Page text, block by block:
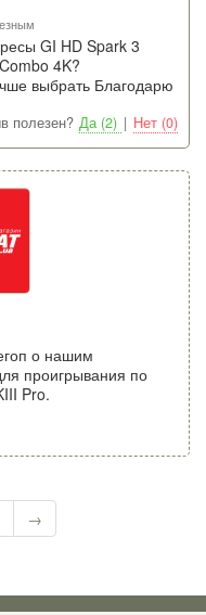
GI HD Spark 3
4K?
выбрать Благодарю
полезен? Да (2) | Нет (0)
о нашим
проигрывания по
Pro.
→